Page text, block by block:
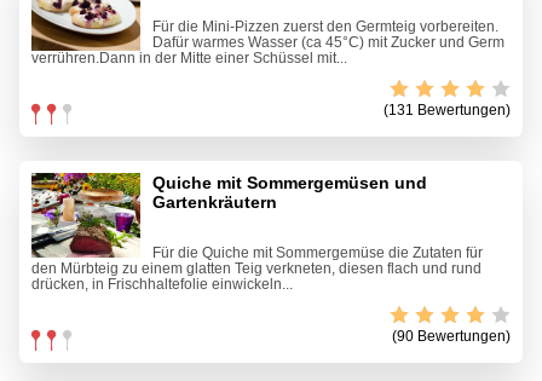
Für die Mini-Pizzen zuerst den Germteig vorbereiten.
Dafür warmes Wasser (ca 45°C) mit Zucker und Germ
verrühren.Dann in der Mitte einer Schüssel mit...
(131 Bewertungen)
Quiche mit Sommergemüsen und
Gartenkräutern
Für die Quiche mit Sommergemüse die Zutaten für
den Mürbteig zu einem glatten Teig verkneten, diesen flach und rund
drücken, in Frischhaltefolie einwickeln...
(90 Bewertungen)